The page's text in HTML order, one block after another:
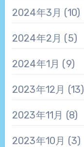
2024年3月 (10)
2024年2月 (5)
2024年1月 (9)
2023年12月 (13)
2023年11月 (8)
2023年10月 (3)